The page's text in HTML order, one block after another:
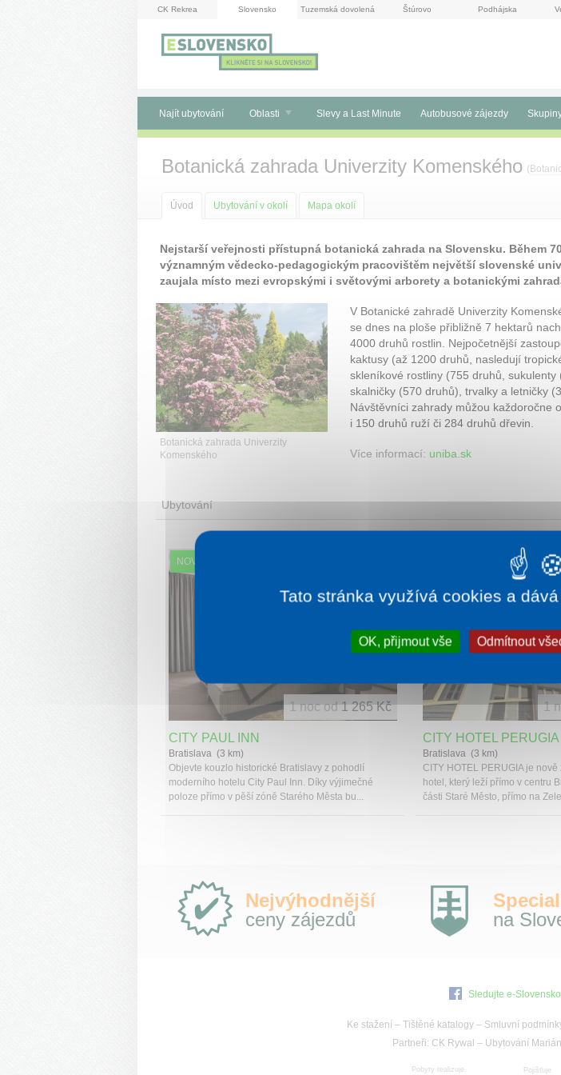
CK Rekrea Slovensko Tuzemská dovolená Štúrovo Podhájska
Najít ubytování Oblasti Slevy a Last Minute Autobusové zájezdy
Botanická zahrada Univerzity Komenského (
Úvod Ubytování v okolí Mapa okolí
Nejstarší veřejnosti přístupná botanická zahrada na Slovensku. Během
významným vědecko-pedagogickým pracovištěm největší slovenské
zaujala místo mezi evropskými i světovými arborety a botanickými
Botanická zahrada Univerzity
Komenského
V Botanické zahradě Univerzity
se dnes na ploše přibližně 7 hektarů
4000 druhů rostlin. Nejpočetnější
kaktusy (až 1200 druhů, nasledují
skleníkové rostliny (755 druhů, sukulenty
skalničky (570 druhů), trvalky a letničky
Návštěvníci zahrady můžou každoročne
i 150 druhů ruží či 284 druhů dřevin.
Více informací: uniba.sk
Ubytování
NOVINKA
CITY PAUL INN
Bratislava (3 km)
Objevte kouzlo historické Bratislavy z pohodlí
moderního hotelu City Paul Inn. Díky výjimečné
poloze přímo v pěší zóně Starého Města bu...
1 noc od1 265 Kč
CITY HOTEL PERUGIA
Bratislava (3 km)
CITY HOTEL PERUGIA je
hotel, který leží přímo v centru
části Staré Město, přímo na
1
Proč
e-
Slovensko.cz?
Nejvýhodnější
ceny zájezdů
na
Sledujte e-
Ke stažení – Tištěné katalogy– Smluvní
Partneři: CK Rywal – Ubytování
Pobyty realizuje Pojišťuje
Tato stránka využívá cookies a
OK, přijmout vše Odmítnout